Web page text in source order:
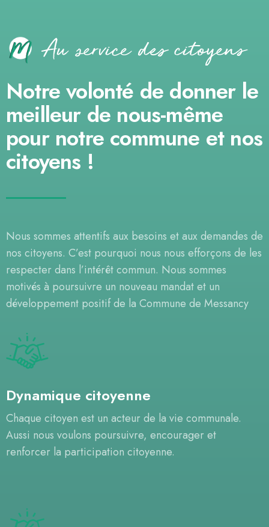
Au service des citoyens
Notre volonté de donner le
meilleur de nous-même
pour notre commune et nos
citoyens !
Nous sommes attentifs aux besoins et aux demandes de
nos citoyens. C’est pourquoi nous nous efforçons de les
respecter dans l’intérêt commun. Nous sommes
motivés à poursuivre un nouveau mandat et un
développement positif de la Commune de Messancy
Dynamique citoyenne
Chaque citoyen est un acteur de la vie communale.
Aussi nous voulons poursuivre, encourager et
renforcer la participation citoyenne.